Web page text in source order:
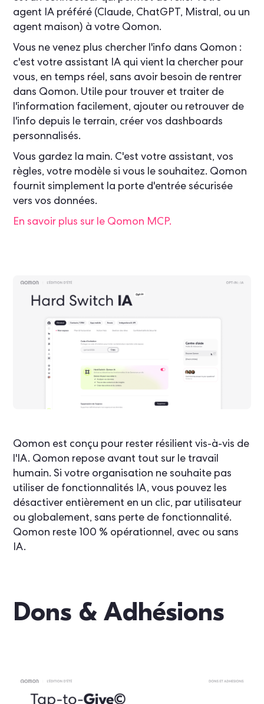
agent IA préféré (Claude, ChatGPT, Mistral, ou un
agent maison) à votre Qomon.
Vous ne venez plus chercher l'info dans Qomon :
c'est votre assistant IA qui vient la chercher pour
vous, en temps réel, sans avoir besoin de rentrer
dans Qomon. Utile pour trouver et traiter de
l'information facilement, ajouter ou retrouver de
l'info depuis le terrain, créer vos dashboards
personnalisés.
Vous gardez la main. C'est votre assistant, vos
règles, votre modèle si vous le souhaitez. Qomon
fournit simplement la porte d'entrée sécurisée
vers vos données.
En savoir plus sur le Qomon MCP.
Qomon est conçu pour rester résilient vis-à-vis de
l'IA. Qomon repose avant tout sur le travail
humain. Si votre organisation ne souhaite pas
utiliser de fonctionnalités IA, vous pouvez les
désactiver entièrement en un clic, par utilisateur
ou globalement, sans perte de fonctionnalité.
Qomon reste 100 % opérationnel, avec ou sans
IA.
Dons & Adhésions